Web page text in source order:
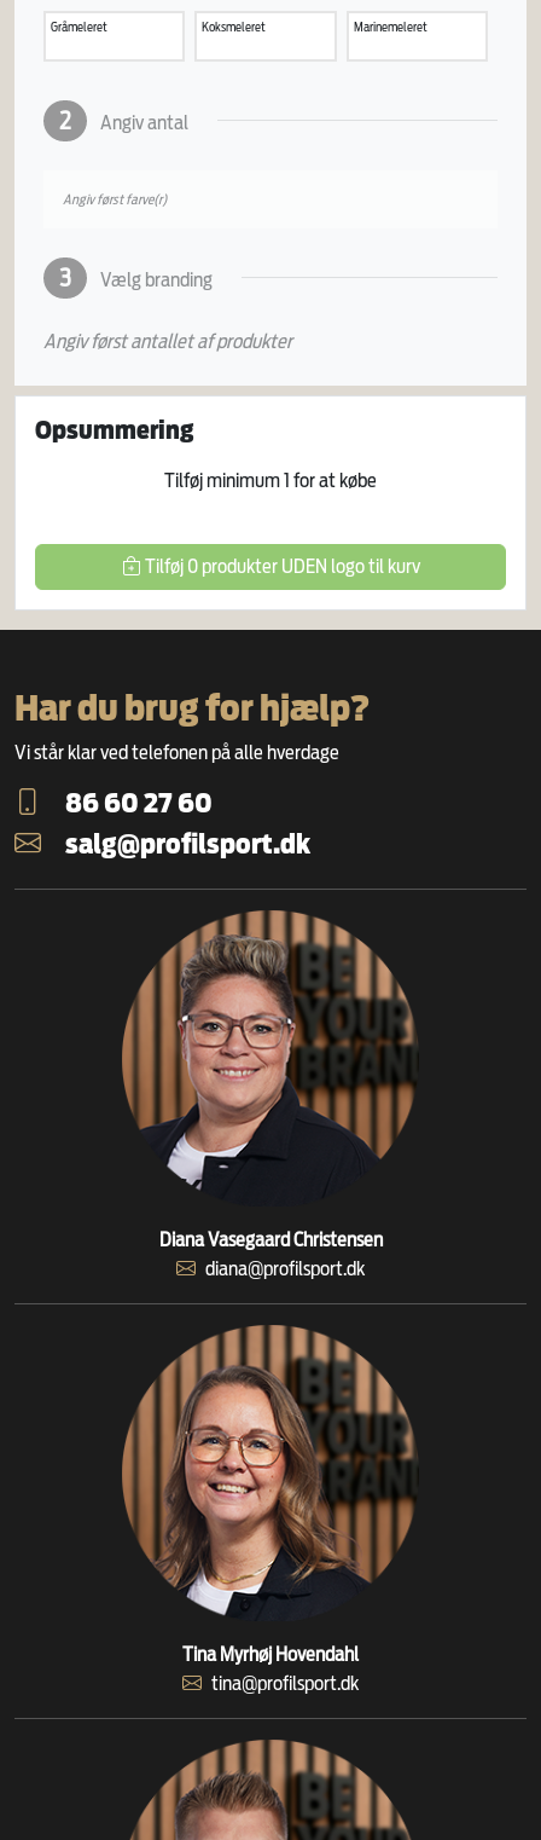
Gråmeleret Koksmeleret Marinemeleret
2 Angiv antal
Angiv først farve(r)
3 Vælg branding
Angiv først antallet af produkter
Opsummering
Tilføj minimum1 for at købe
Tilføj 0produkter UDEN logotil kurv
Har du brug for hjælp?
Vi står klar ved telefonen på alle hverdage
86 60 27 60
salg@profilsport.dk
Diana Vasegaard Christensen
diana@profilsport.dk
Tina Myrhøj Hovendahl
tina@profilsport.dk